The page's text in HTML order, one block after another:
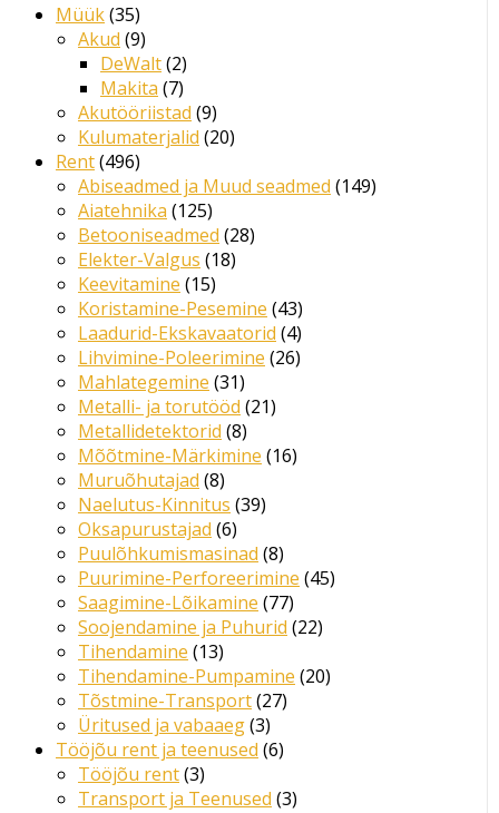
Müük 35
Akud 9
DeWalt 2
Makita 7
Akutööriistad 9
Kulumaterjalid 20
Rent 496
Abiseadmed ja Muud seadmed 149
Aiatehnika 125
Betooniseadmed 28
Elekter-Valgus 18
Keevitamine 15
Koristamine-Pesemine 43
Laadurid-Ekskavaatorid 4
Lihvimine-Poleerimine 26
Mahlategemine 31
Metalli- ja torutööd 21
Metallidetektorid 8
Mõõtmine-Märkimine 16
Muruõhutajad 8
Naelutus-Kinnitus 39
Oksapurustajad 6
Puulõhkumismasinad 8
Puurimine-Perforeerimine 45
Saagimine-Lõikamine 77
Soojendamine ja Puhurid 22
Tihendamine 13
Tihendamine-Pumpamine 20
Tõstmine-Transport 27
Üritused ja vabaaeg 3
Tööjõu rent ja teenused 6
Tööjõu rent 3
Transport ja Teenused 3